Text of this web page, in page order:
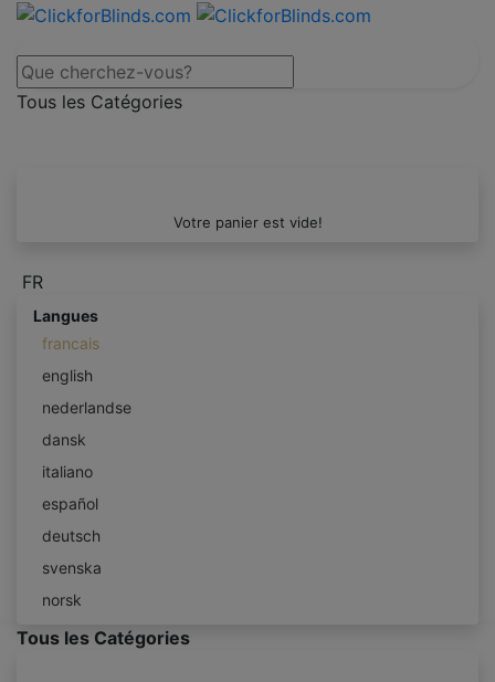
Tous les Catégories
Votre panier est vide!
FR
Langues
francais
english
nederlandse
dansk
italiano
español
deutsch
svenska
norsk
Tous les Catégories